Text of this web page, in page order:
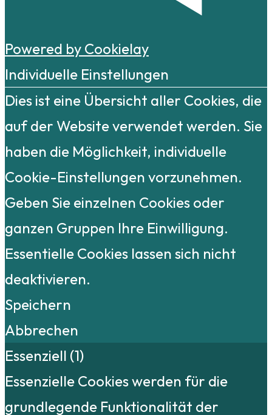
Powered by Cookielay
Individuelle Einstellungen
Dies ist eine Übersicht aller Cookies, die
auf der Website verwendet werden. Sie
haben die Möglichkeit, individuelle
Cookie-Einstellungen vorzunehmen.
Geben Sie einzelnen Cookies oder
ganzen Gruppen Ihre Einwilligung.
Essentielle Cookies lassen sich nicht
deaktivieren.
Speichern
Abbrechen
Essenziell (1)
Essenzielle Cookies werden für die
grundlegende Funktionalität der